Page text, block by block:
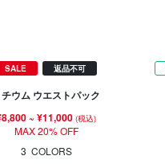
SALE 返品不可
チウム ウエストパック
~ ¥11,000(税込)
MAX 20% OFF
3 COLORS